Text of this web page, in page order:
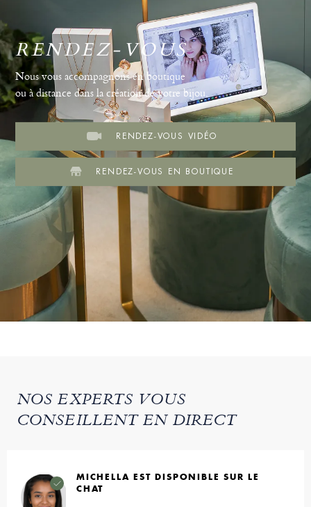
RENDEZ-VOUS
Nous vous accompagnons en boutique
ou à distance dans la création de votre bijou.
RENDEZ-VOUS VIDÉO
RENDEZ-VOUS EN BOUTIQUE
NOS EXPERTS VOUS
CONSEILLENT EN DIRECT
MICHELLA EST DISPONIBLE SUR LE
CHAT